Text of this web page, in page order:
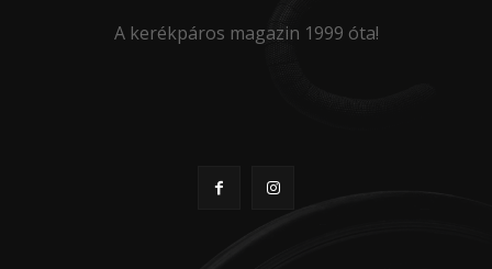
A kerékpáros magazin 1999 óta!